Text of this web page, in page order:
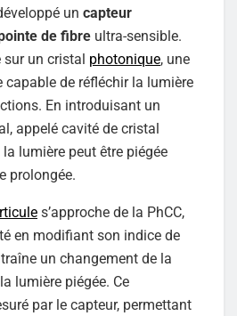
un capteur
de fibre ultra-sensible.
un cristal photonique, une
capable de réfléchir la lumière
En introduisant un
appelé cavité de cristal
lumière peut être piégée
prolongée.
s’approche de la PhCC,
en modifiant son indice de
un changement de la
lumière piégée. Ce
par le capteur, permettant